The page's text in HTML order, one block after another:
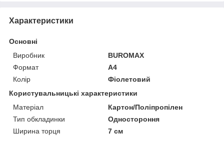
Характеристики
Основні
Виробник
BUROMAX
Формат
A4
Колір
Фіолетовий
Користувальницькі характеристики
Матеріал
Картон/Поліпропілен
Тип обкладинки
Одностороння
Ширина торця
7 см